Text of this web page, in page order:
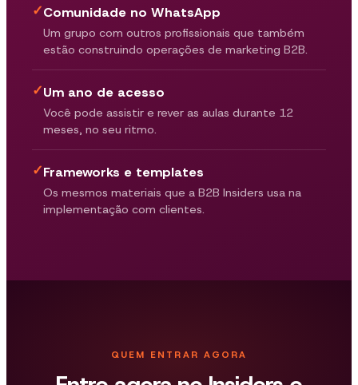
✓Comunidade no WhatsApp
Um grupo com outros profissionais que também
estão construindo operações de marketing B2B.
✓Um ano de acesso
Você pode assistir e rever as aulas durante 12
meses, no seu ritmo.
✓Frameworks e templates
Os mesmos materiais que a B2B Insiders usa na
implementação com clientes.
QUEM ENTRAR AGORA